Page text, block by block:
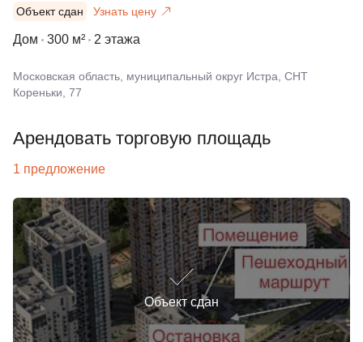
Объект сдан Узнать цену
Дом 300 м² 2 этажа
Московская область, муниципальный округ Истра, СНТ
Кореньки, 77
Арендовать торговую площадь
1 предложение
Объект сдан